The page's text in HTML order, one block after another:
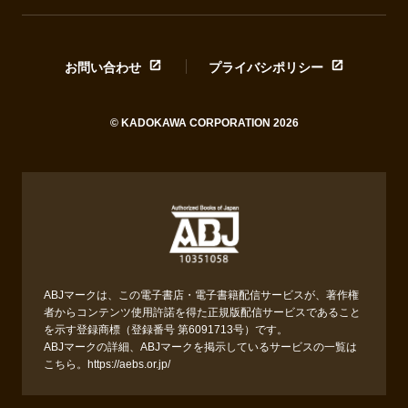
お問い合わせ プライバシポリシー
© KADOKAWA CORPORATION 2026
ABJマークは、この電子書店・電子書籍配信サービスが、著作権
者からコンテンツ使用許諾を得た正規版配信サービスであること
を示す登録商標（登録番号 第6091713号）です。
ABJマークの詳細、ABJマークを掲示しているサービスの一覧は
こちら。 https://aebs.or.jp/